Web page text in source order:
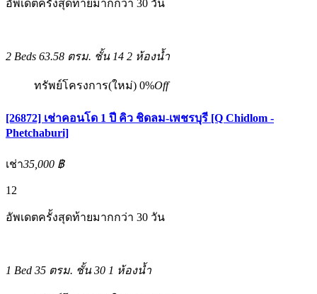
อัพเดตครั้งสุดท้ายมากกว่า 30 วัน
2 Beds 63.58 ตรม. ชั้น 14 2 ห้องน้ำ
ทรัพย์โครงการ(ใหม่) 0%Off
[26872] เช่าคอนโด 1 ปี คิว ชิดลม-เพชรบุรี [Q Chidlom -
Phetchaburi]
เช่า35,000 ฿
12
อัพเดตครั้งสุดท้ายมากกว่า 30 วัน
1 Bed 35 ตรม. ชั้น 30 1 ห้องน้ำ